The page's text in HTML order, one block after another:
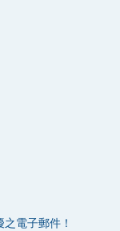
電子郵件！